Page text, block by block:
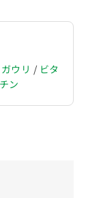
ウリ / ビタ
ン